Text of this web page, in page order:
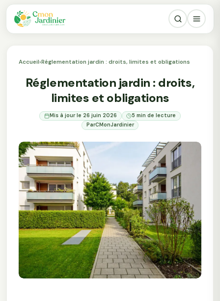
Accueil›Réglementation jardin : droits, limites et obligations
Réglementation jardin : droits,
limites et obligations
Mis à jour le 26 juin 2026
5 min de lecture
ParCMonJardinier